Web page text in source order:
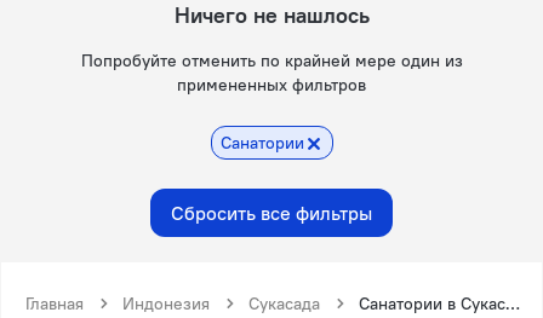
Ничего не нашлось
Попробуйте отменить по крайней мере один из
примененных фильтров
Санатории
Сбросить все фильтры
Главная Индонезия Сукасада Санатории в Сукасаде